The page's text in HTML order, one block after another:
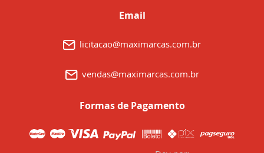
Email
licitacao@maximarcas.com.br
vendas@maximarcas.com.br
Formas de Pagamento